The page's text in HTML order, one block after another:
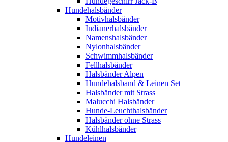
Hundehalsbänder
Motivhalsbänder
Indianerhalsbänder
Namenshalsbänder
Nylonhalsbänder
Schwimmhalsbänder
Fellhalsbänder
Halsbänder Alpen
Hundehalsband & Leinen Set
Halsbänder mit Strass
Malucchi Halsbänder
Hunde-Leuchthalsbänder
Halsbänder ohne Strass
Kühlhalsbänder
Hundeleinen